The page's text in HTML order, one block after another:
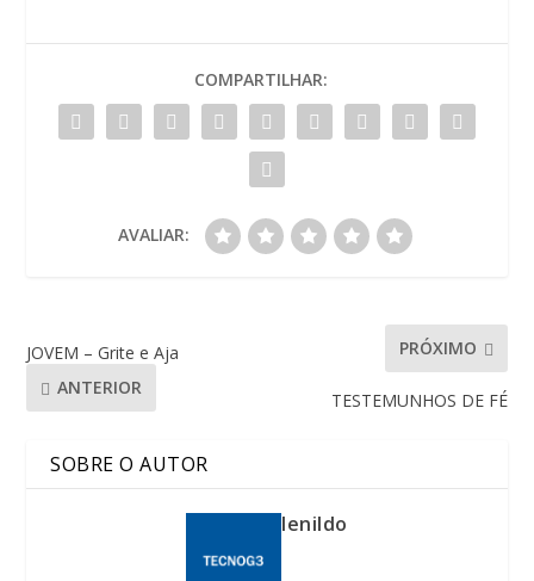
COMPARTILHAR:
AVALIAR:
JOVEM – Grite e Aja
ANTERIOR
PRÓXIMO
TESTEMUNHOS DE FÉ
SOBRE O AUTOR
lenildo